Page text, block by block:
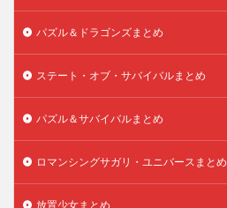
パズル＆ドラゴンズまとめ
ステート・オブ・サバイバルまとめ
パズル＆サバイバルまとめ
ロマンシングサガリ・ユニバースまとめ
放置少女まとめ